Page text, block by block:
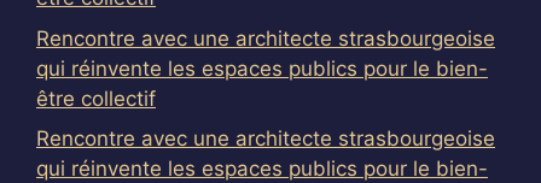
Rencontre avec une architecte strasbourgeoise
qui réinvente les espaces publics pour le bien-
être collectif
Rencontre avec une architecte strasbourgeoise
qui réinvente les espaces publics pour le bien-